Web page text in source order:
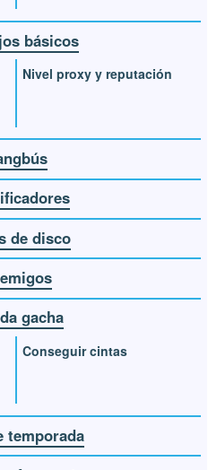
básicos
Nivel proxy y reputación
de disco
gacha
Conseguir cintas
temporada